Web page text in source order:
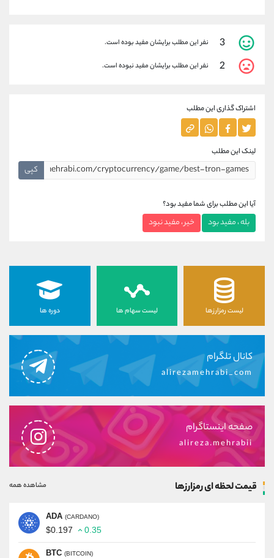
3 نفر این مطلب برایشان مفید بوده است.
2 نفر این مطلب برایشان مفید نبوده است.
اشتراک گذاری این مطلب
لینک این مطلب
کپی
آیا این مطلب برای شما مفید بود؟
بله ، مفید بود خیر ، مفید نبود
لیست رمزارزها لیست سهام ها دوره ها
کانال تلگرام
alirezamehrabi_com
صفحه اینستاگرام
alireza.mehrabii
قیمت لحظه ای رمزارزها مشاهده همه
ADA (CARDANO)
$0.197 0.35
BTC (BITCOIN)